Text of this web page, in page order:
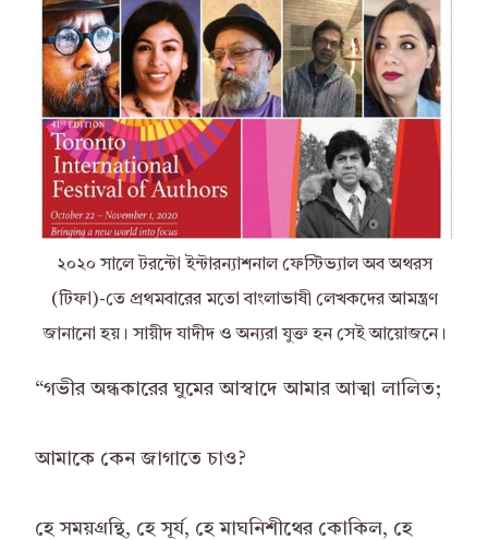
২০২০ সালে টরন্টো ইন্টারন্যাশনাল ফেস্টিভ্যাল অব অথরস
(টিফা)-তে প্রথমবারের মতো বাংলাভাষী লেখকদের আমন্ত্রণ
জানানো হয়। সায়ীদ যাদীদ ও অন্যরা যুক্ত হন সেই আয়োজনে।
“গভীর অন্ধকারের ঘুমের আস্বাদে আমার আত্মা লালিত;
আমাকে কেন জাগাতে চাও?
হে সময়গ্রন্থি, হে সূর্য, হে মাঘনিশীথের কোকিল, হে